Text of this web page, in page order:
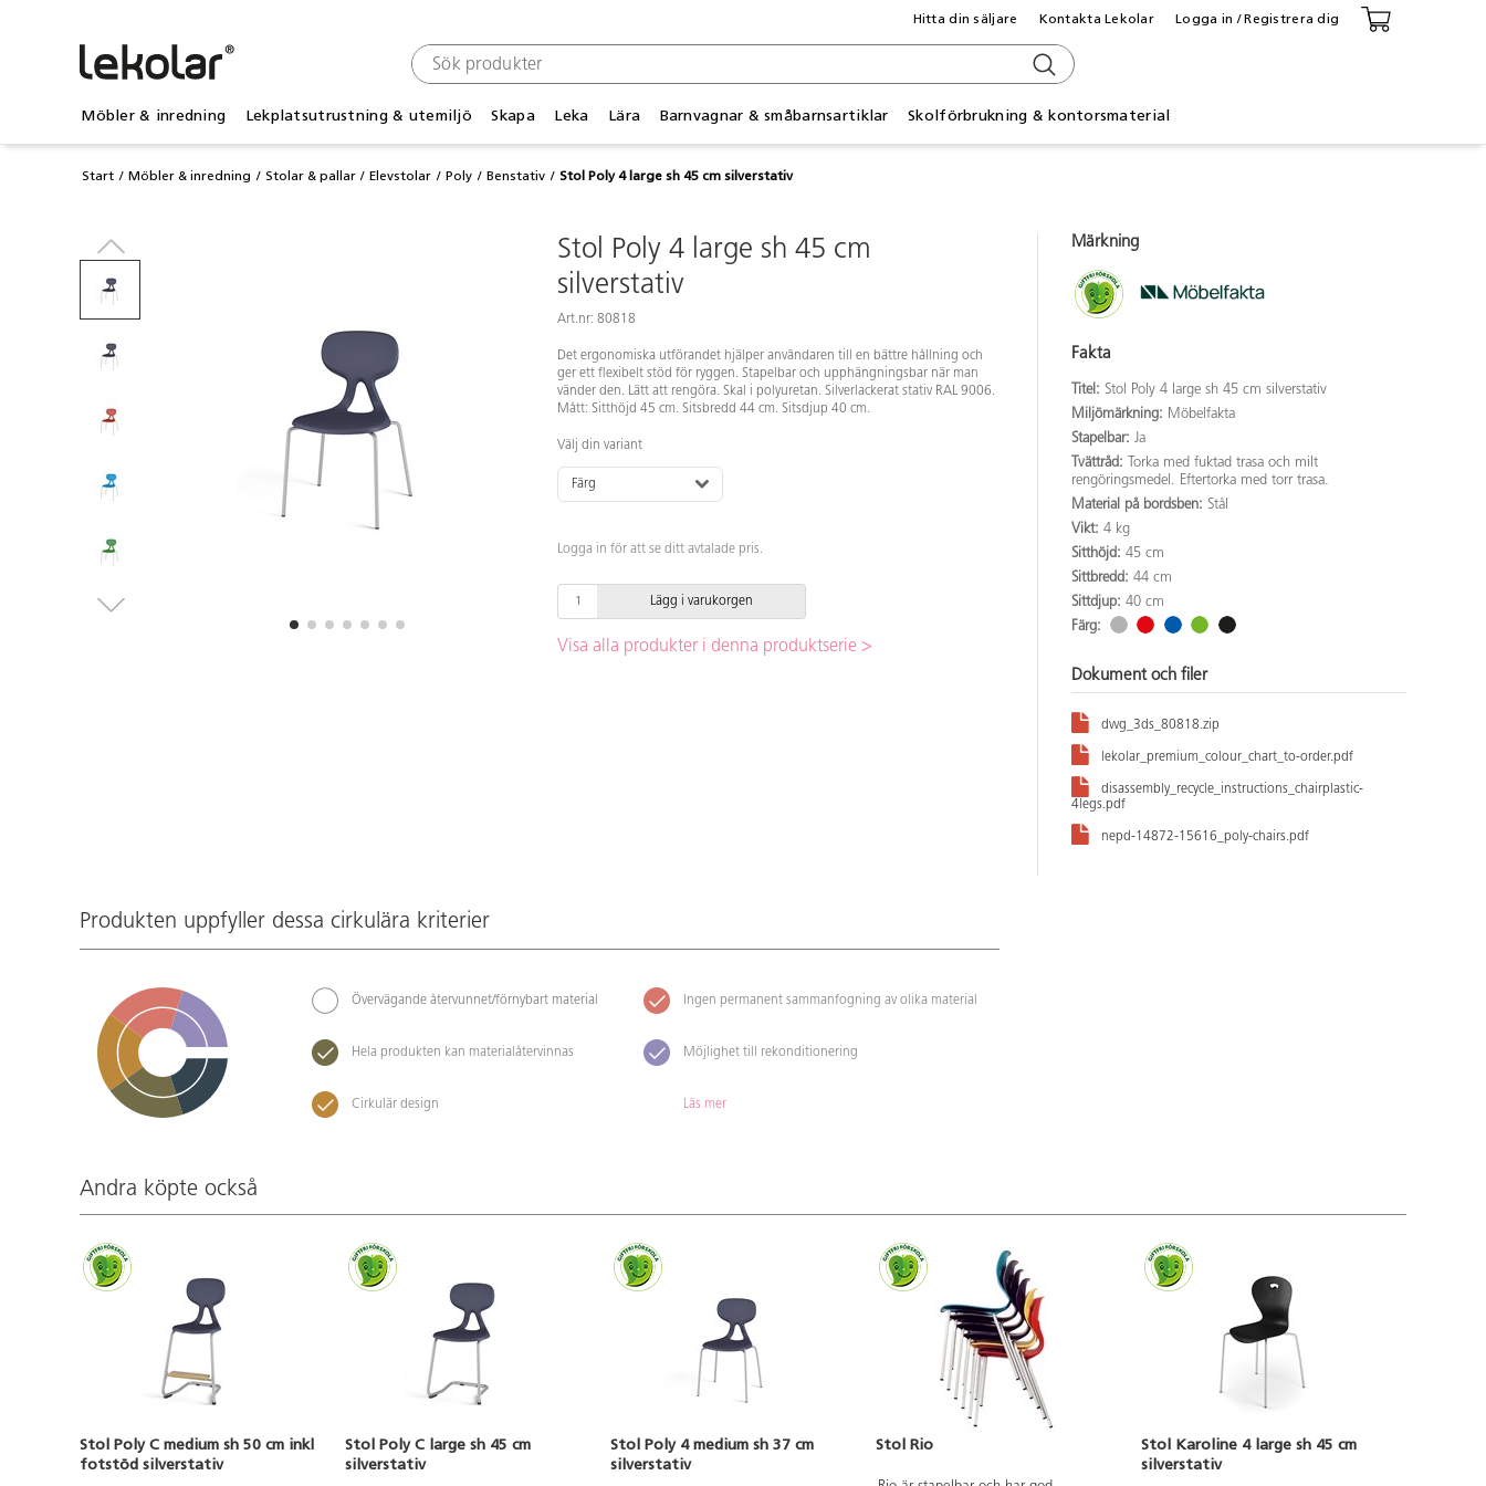
Möbler & inredning Lekplatsutrustning & utemiljö Skapa Leka Lära Barnvagnar & småbarnsartiklar Skolförbrukning & kontorsmaterial
Hitta din säljare Kontakta Lekolar Logga in / Registrera dig
Start Möbler & inredning Stolar & pallar Elevstolar Poly Benstativ Stol Poly 4 large sh 45 cm silverstativ
Stol Poly 4 large sh 45 cm
silverstativ
Art.nr: 80818
Det ergonomiska utförandet hjälper användaren till en bättre hållning och
ger ett flexibelt stöd för ryggen. Stapelbar och upphängningsbar när man
vänder den. Lätt att rengöra. Skal i polyuretan. Silverlackerat stativ RAL 9006.
Mått: Sitthöjd 45 cm. Sitsbredd 44 cm. Sitsdjup 40 cm.
Välj din variant
Färg
Logga in för att se ditt avtalade pris.
Lägg i varukorgen
Visa alla produkter i denna produktserie >
Märkning
Fakta
Titel: Stol Poly 4 large sh 45 cm silverstativ
Miljömärkning: Möbelfakta
Stapelbar: Ja
Tvättråd:
Torka med fuktad trasa och milt
rengöringsmedel. Eftertorka med torr trasa.
Material på bordsben: Stål
Vikt: 4 kg
Sitthöjd: 45 cm
Sittbredd: 44 cm
Sittdjup: 40 cm
Färg:
Dokument och filer
dwg_3ds_80818.zip
lekolar_premium_colour_chart_to-order.pdf
disassembly_recycle_instructions_chairplastic-
4legs.pdf
nepd-14872-15616_poly-chairs.pdf
Produkten uppfyller dessa cirkulära kriterier
Övervägande återvunnet/förnybart material
Hela produkten kan materialåtervinnas
Cirkulär design
Ingen permanent sammanfogning av olika material
Möjlighet till rekonditionering
Läs mer
Andra köpte också
Stol Poly C medium sh 50 cm inkl
fotstöd silverstativ
Stol Poly C large sh 45 cm
silverstativ
Stol Poly 4 medium sh 37 cm
silverstativ
Stol Rio
Stol Karoline 4 large sh 45 cm
silverstativ